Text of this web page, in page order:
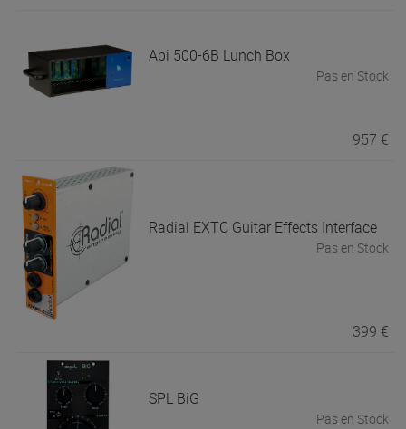
Api 500-6B Lunch Box
Pas en Stock
957 €
Radial EXTC Guitar Effects Interface
Pas en Stock
399 €
SPL BiG
Pas en Stock